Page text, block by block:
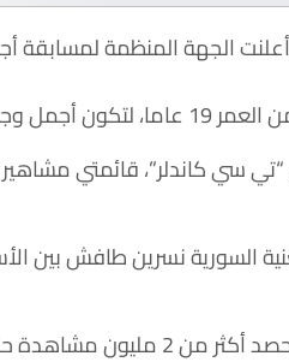
لعام 2017.
العالمي “تي سي كاندلر”،
حتى الآن.